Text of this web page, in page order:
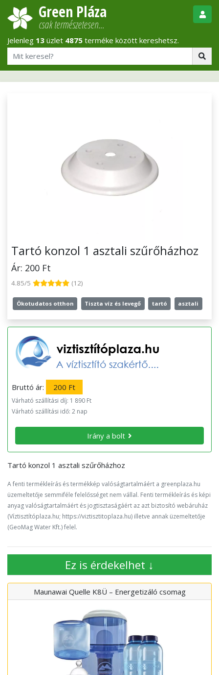
Green Pláza
csak természetesen…
Jelenleg 13 üzlet 4875 terméke között kereshetsz.
Tartó konzol 1 asztali szűrőházhoz
Ár: 200 Ft
4.85/5 (12)
Ökotudatos otthon Tiszta víz és levegő tartó asztali
Bruttó ár: 200 Ft
Várható szállítási díj: 1 890 Ft
Várható szállítási idő: 2 nap
Irány a bolt
Tartó konzol 1 asztali szűrőházhoz
A fenti termékleírás és termékkép valóságtartalmáért a greenplaza.hu
üzemeltetője semmiféle felelősséget nem vállal. Fenti termékleírás és képi
anyag valóságtartalmáért és jogtisztaságáért az azt biztosító webáruház
(Víztisztítóplaza.hu; https://viztisztitoplaza.hu) illetve annak üzemeltetője
(GeoMag Water Kft.) felel.
Ez is érdekelhet ↓
Maunawai Quelle K8Ü – Energetizáló csomag